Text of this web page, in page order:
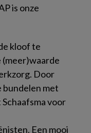
is onze
kloof te
(meer)waarde
Door
bundelen met
voor
Een mooi